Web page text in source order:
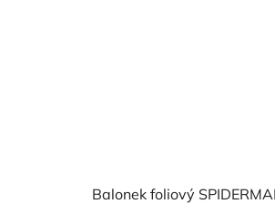
Balonek foliový